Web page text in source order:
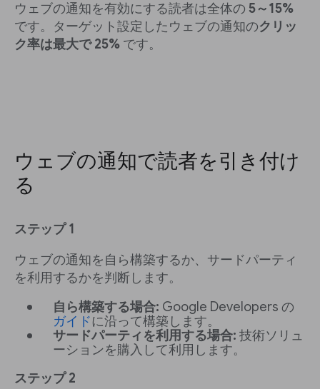
ウェブの通知を有効にする読者は全体の 5～15%
です。ターゲット設定したウェブの通知のクリッ
ク率は最大で 25% です。
ウェブの通知で読者を引き付け
る
ステップ 1
ウェブの通知を自ら構築するか、サードパーティ
を利用するかを判断します。
自ら構築する場合: Google Developers の
ガイドに沿って構築します。
サードパーティを利用する場合: 技術ソリュ
ーションを購入して利用します。
ステップ 2